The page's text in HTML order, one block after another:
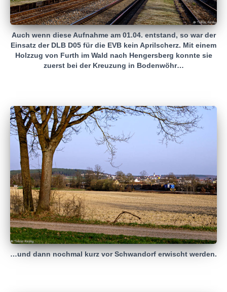
Auch wenn diese Aufnahme am 01.04. entstand, so war der
Einsatz der DLB D05 für die EVB kein Aprilscherz. Mit einem
Holzzug von Furth im Wald nach Hengersberg konnte sie
zuerst bei der Kreuzung in Bodenwöhr…
…und dann nochmal kurz vor Schwandorf erwischt werden.